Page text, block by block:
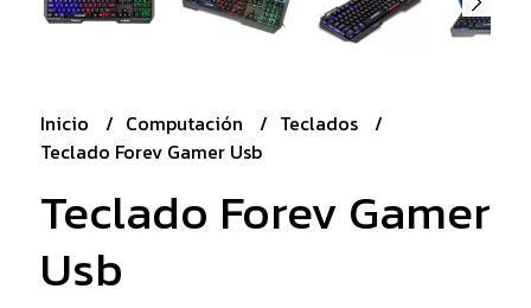
Inicio Computación
Teclados
Teclado Forev Gamer Usb
Teclado Forev Gamer
Usb